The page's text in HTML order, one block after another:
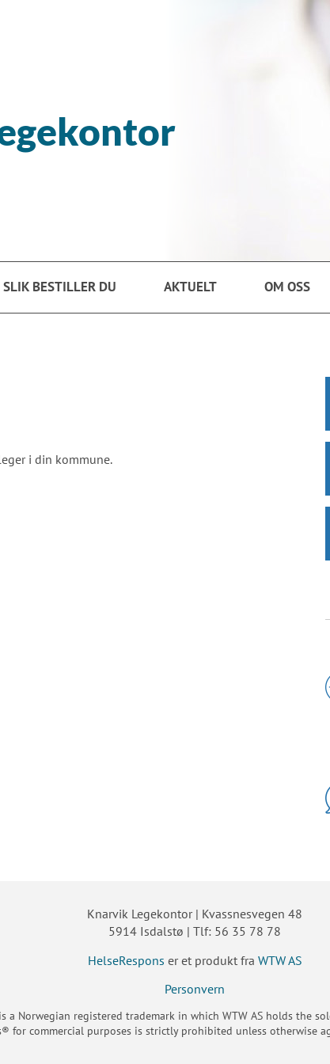
SLIK BESTILLER DU AKTUELT OM OSS
i din kommune.
Knarvik Legekontor | Kvassnesvegen 48
5914 Isdalstø | Tlf: 56 35 78 78
HelseRespons er et produkt fra WTW AS
Personvern
a Norwegian registered trademark in which WTW AS holds the
for commercial purposes is strictly prohibited unless otherwise